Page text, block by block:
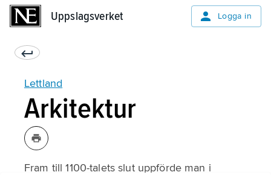
Uppslagsverket Logga in
Lettland
Arkitektur
Fram till 1100-talets slut uppförde man i